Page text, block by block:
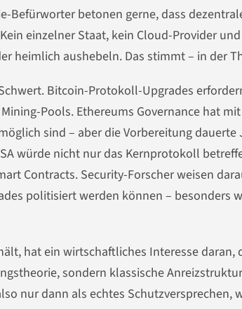
Befürworter betonen gerne, dass
einzelner Staat, kein Cloud-Provider
heimlich aushebeln. Das stimmt – in der
Bitcoin-Protokoll-Upgrades
Pools. Ethereums Governance hat
sind – aber die Vorbereitung dauerte
würde nicht nur das Kernprotokoll
Contracts. Security-Forscher weisen
politisiert werden können – besonders
hat ein wirtschaftliches Interesse daran,
sondern klassische
nur dann als echtes Schutzversprechen,